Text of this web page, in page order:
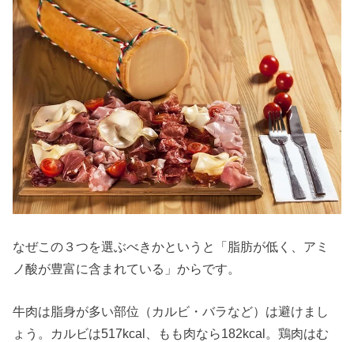
なぜこの３つを選ぶべきかというと「脂肪が低く、アミ
ノ酸が豊富に含まれている」からです。
牛肉は脂身が多い部位（カルビ・バラなど）は避けまし
ょう。カルビは517kcal、もも肉なら182kcal。鶏肉はむ